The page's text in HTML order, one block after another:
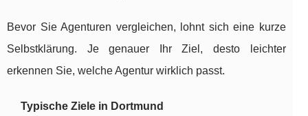
Bevor Sie Agenturen vergleichen, lohnt sich eine kurze
Selbstklärung. Je genauer Ihr Ziel, desto leichter
erkennen Sie, welche Agentur wirklich passt.
Typische Ziele in Dortmund